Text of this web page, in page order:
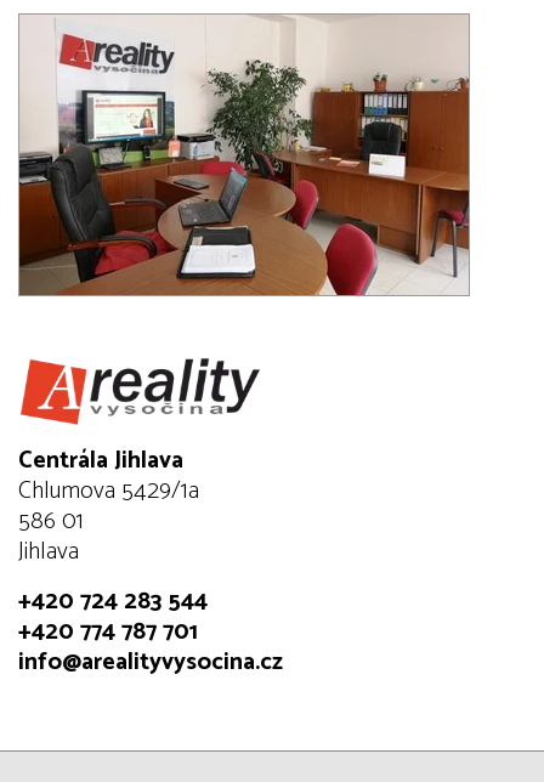
Centrála Jihlava
Chlumova 5429/1a
586 01
Jihlava
+420 724 283 544
+420 774 787 701
info@arealityvysocina.cz